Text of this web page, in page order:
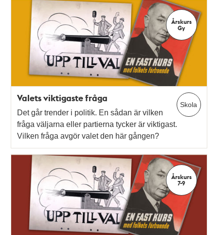
Årskurs
Gy
Skola
Valets viktigaste fråga
Det går trender i politik. En sådan är vilken
fråga väljarna eller partierna tycker är viktigast.
Vilken fråga avgör valet den här gången?
Årskurs
7-9